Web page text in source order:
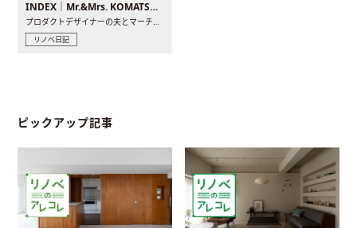
INDEX｜Mr.&Mrs. KOMATSU renovation diary
プロダクトデザイナーの夫とマーチャンダイザーの妻が、夫婦で..
リノベ日記
ピックアップ記事